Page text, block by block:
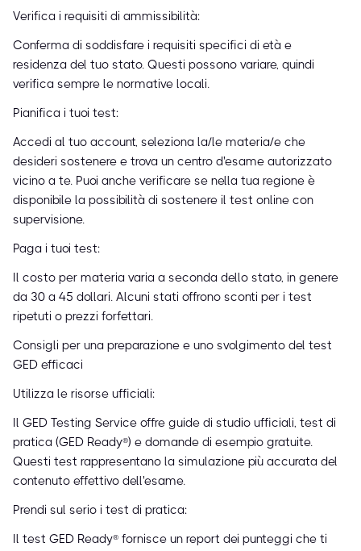
Verifica i requisiti di ammissibilità:
Conferma di soddisfare i requisiti specifici di età e
residenza del tuo stato. Questi possono variare, quindi
verifica sempre le normative locali.
Pianifica i tuoi test:
Accedi al tuo account, seleziona la/le materia/e che
desideri sostenere e trova un centro d'esame autorizzato
vicino a te. Puoi anche verificare se nella tua regione è
disponibile la possibilità di sostenere il test online con
supervisione.
Paga i tuoi test:
Il costo per materia varia a seconda dello stato, in genere
da 30 a 45 dollari. Alcuni stati offrono sconti per i test
ripetuti o prezzi forfettari.
Consigli per una preparazione e uno svolgimento del test
GED efficaci
Utilizza le risorse ufficiali:
Il GED Testing Service offre guide di studio ufficiali, test di
pratica (GED Ready®) e domande di esempio gratuite.
Questi test rappresentano la simulazione più accurata del
contenuto effettivo dell'esame.
Prendi sul serio i test di pratica:
Il test GED Ready® fornisce un report dei punteggi che ti